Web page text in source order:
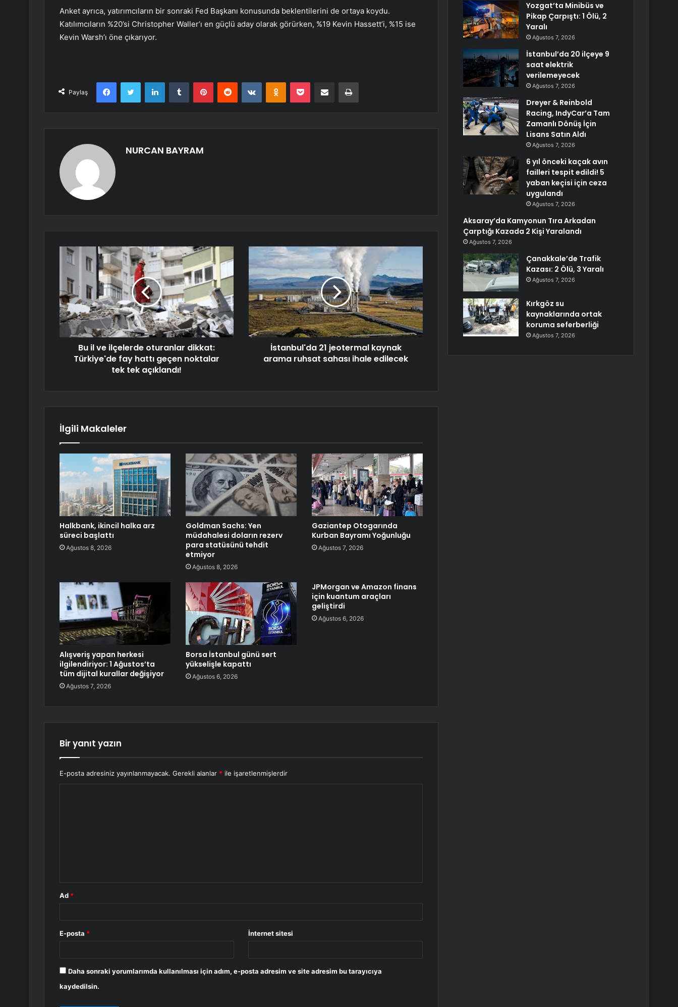
Anket ayrıca, yatırımcıların bir sonraki Fed Başkanı konusunda beklentilerini de ortaya koydu.
Katılımcıların %20’si Christopher Waller’ı en güçlü aday olarak görürken, %19 Kevin Hassett’i, %15 ise
Kevin Warsh’ı öne çıkarıyor.
Paylaş
FacebookTwitter LinkedInTumblr PinterestReddit VKontakteOdnoklassniki
Pocket E-Posta ile paylaş Yazdır
NURCAN BAYRAM
Bu il ve ilçelerde oturanlar dikkat:
Türkiye'de fay hattı geçen noktalar
tek tek açıklandı!
İstanbul'da 21 jeotermal kaynak
arama ruhsat sahası ihale edilecek
İlgili Makaleler
Halkbank, ikincil halka arz
süreci başlattı
Ağustos 8, 2026
Goldman Sachs: Yen
müdahalesi doların rezerv
para statüsünü tehdit
etmiyor
Ağustos 8, 2026
Gaziantep Otogarında
Kurban Bayramı Yoğunluğu
Ağustos 7, 2026
Alışveriş yapan herkesi
ilgilendiriyor: 1 Ağustos’ta
tüm dijital kurallar değişiyor
Ağustos 7, 2026
Borsa İstanbul günü sert
yükselişle kapattı
Ağustos 6, 2026
JPMorgan ve Amazon finans
için kuantum araçları
geliştirdi
Ağustos 6, 2026
Bir yanıt yazın
E-posta adresiniz yayınlanmayacak. Gerekli alanlar * ile işaretlenmişlerdir
Ad *
E-posta * İnternet sitesi
Daha sonraki yorumlarımda kullanılması için adım, e-posta adresim ve site adresim bu tarayıcıya
kaydedilsin.
Yozgat’ta Minibüs ve
Pikap Çarpıştı: 1 Ölü, 2
Yaralı
Ağustos 7, 2026
İstanbul’da 20 ilçeye 9
saat elektrik
verilemeyecek
Ağustos 7, 2026
Dreyer & Reinbold
Racing, IndyCar’a Tam
Zamanlı Dönüş İçin
Lisans Satın Aldı
Ağustos 7, 2026
6 yıl önceki kaçak avın
failleri tespit edildi! 5
yaban keçisi için ceza
uygulandı
Ağustos 7, 2026
Aksaray’da Kamyonun Tıra Arkadan
Çarptığı Kazada 2 Kişi Yaralandı
Ağustos 7, 2026
Çanakkale’de Trafik
Kazası: 2 Ölü, 3 Yaralı
Ağustos 7, 2026
Kırkgöz su
kaynaklarında ortak
koruma seferberliği
Ağustos 7, 2026